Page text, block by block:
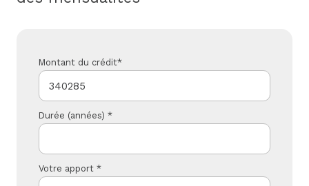
Montant du crédit*
Durée (années) *
Votre apport *